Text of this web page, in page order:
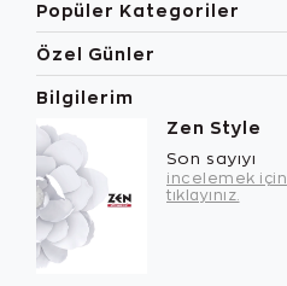
Popüler Kategoriler
Özel Günler
Bilgilerim
Zen Style
Son sayıyı
incelemek için
tıklayınız.